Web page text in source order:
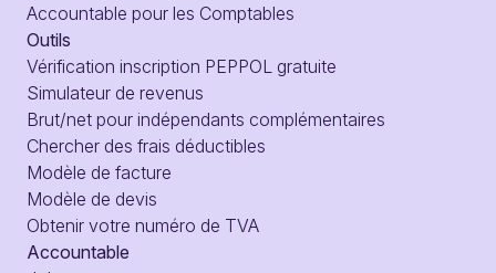
Accountable pour les Comptables
Outils
Vérification inscription PEPPOL gratuite
Simulateur de revenus
Brut/net pour indépendants complémentaires
Chercher des frais déductibles
Modèle de facture
Modèle de devis
Obtenir votre numéro de TVA
Accountable